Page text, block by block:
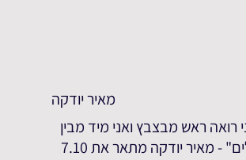
מאיר יודקה
רואה ראש מבצבץ ואני מיד מבין
שזה מחבלים" - מאיר יודקה מתאר את 7.10